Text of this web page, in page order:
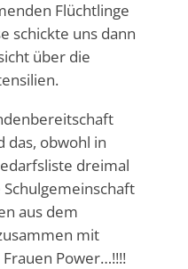
Flüchtlinge
schickte uns dann
über die
das, obwohl in
dreimal
aus dem
mit
Power…!!!!